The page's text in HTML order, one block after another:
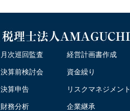
月次巡回監査
決算前検討会
決算申告
財務分析
経営計画書作成
資金繰り
リスクマネジメント
企業継承